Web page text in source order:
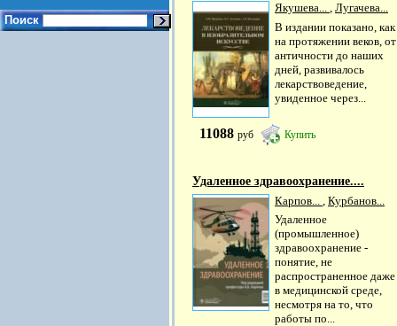
Поиск
Якушева... , Лугачева...
В издании показано, как
на протяжении веков, от
античности до наших
дней, развивалось
лекарствоведение,
увиденное через...
11088 руб Купить
Удаленное здравоохранение....
Карпов...
Курбанов...
Удаленное
(промышленное)
здравоохранение -
понятие, не
распространенное даже
в медицинской среде,
несмотря на то, что
работы по...